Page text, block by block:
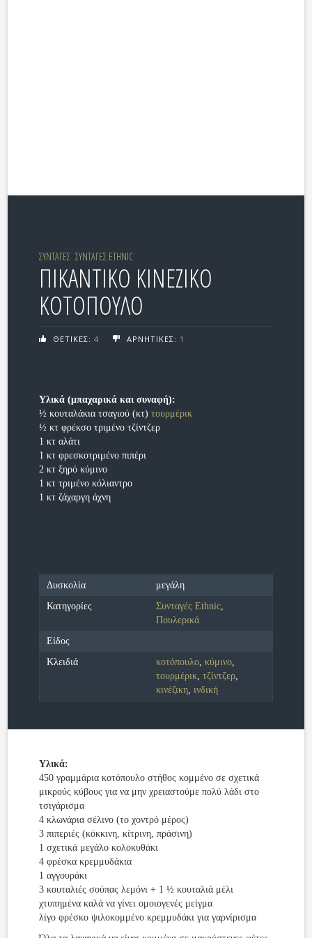
ΣΥΝΤΑΓΕΣ ΣΥΝΤΑΓΕΣ ETHNIC
ΠΙΚΑΝΤΙΚΟ ΚΙΝΕΖΙΚΟ
ΚΟΤΟΠΟΥΛΟ
ΘΕΤΙΚΕΣ: 4 ΑΡΝΗΤΙΚΕΣ: 1
Υλικά (μπαχαρικά και συναφή):
½ κουταλάκια τσαγιού (κτ)τουρμέρικ
½ κτ φρέκσο τριμένο τζίντζερ
1 κτ αλάτι
1 κτ φρεσκοτριμένο πιπέρι
2 κτ ξηρό κύμινο
1 κτ τριμένο κόλιαντρο
1 κτ ζάχαργη άχνη
Δυσκολία
μεγάλη
Κατηγορίες
Συνταγές Ethnic,
Πουλερικά
Είδος
Κλειδιά
κοτόπουλο, κύμινο,
τουρμέρικ, τζίντζερ,
κινέζικη, ινδική
Υλικά:
450 γραμμάρια κοτόπουλο στήθος κομμένο σε σχετικά
μικρούς κύβους για να μην χρειαστούμε πολύ λάδι στο
τσιγάρισμα
4 κλωνάρια σέλινο (το χοντρό μέρος)
3 πιπεριές (κόκκινη, κίτρινη, πράσινη)
1 σχετικά μεγάλο κολοκυθάκι
4 φρέσκα κρεμμυδάκια
1 αγγουράκι
3 κουταλιές σούπας λεμόνι + 1 ½ κουταλιά μέλι
χτυπημένα καλά να γίνει ομοιογενές μείγμα
λίγο φρέσκο ψιλοκομμένο κρεμμυδάκι για γαρνίρισμα